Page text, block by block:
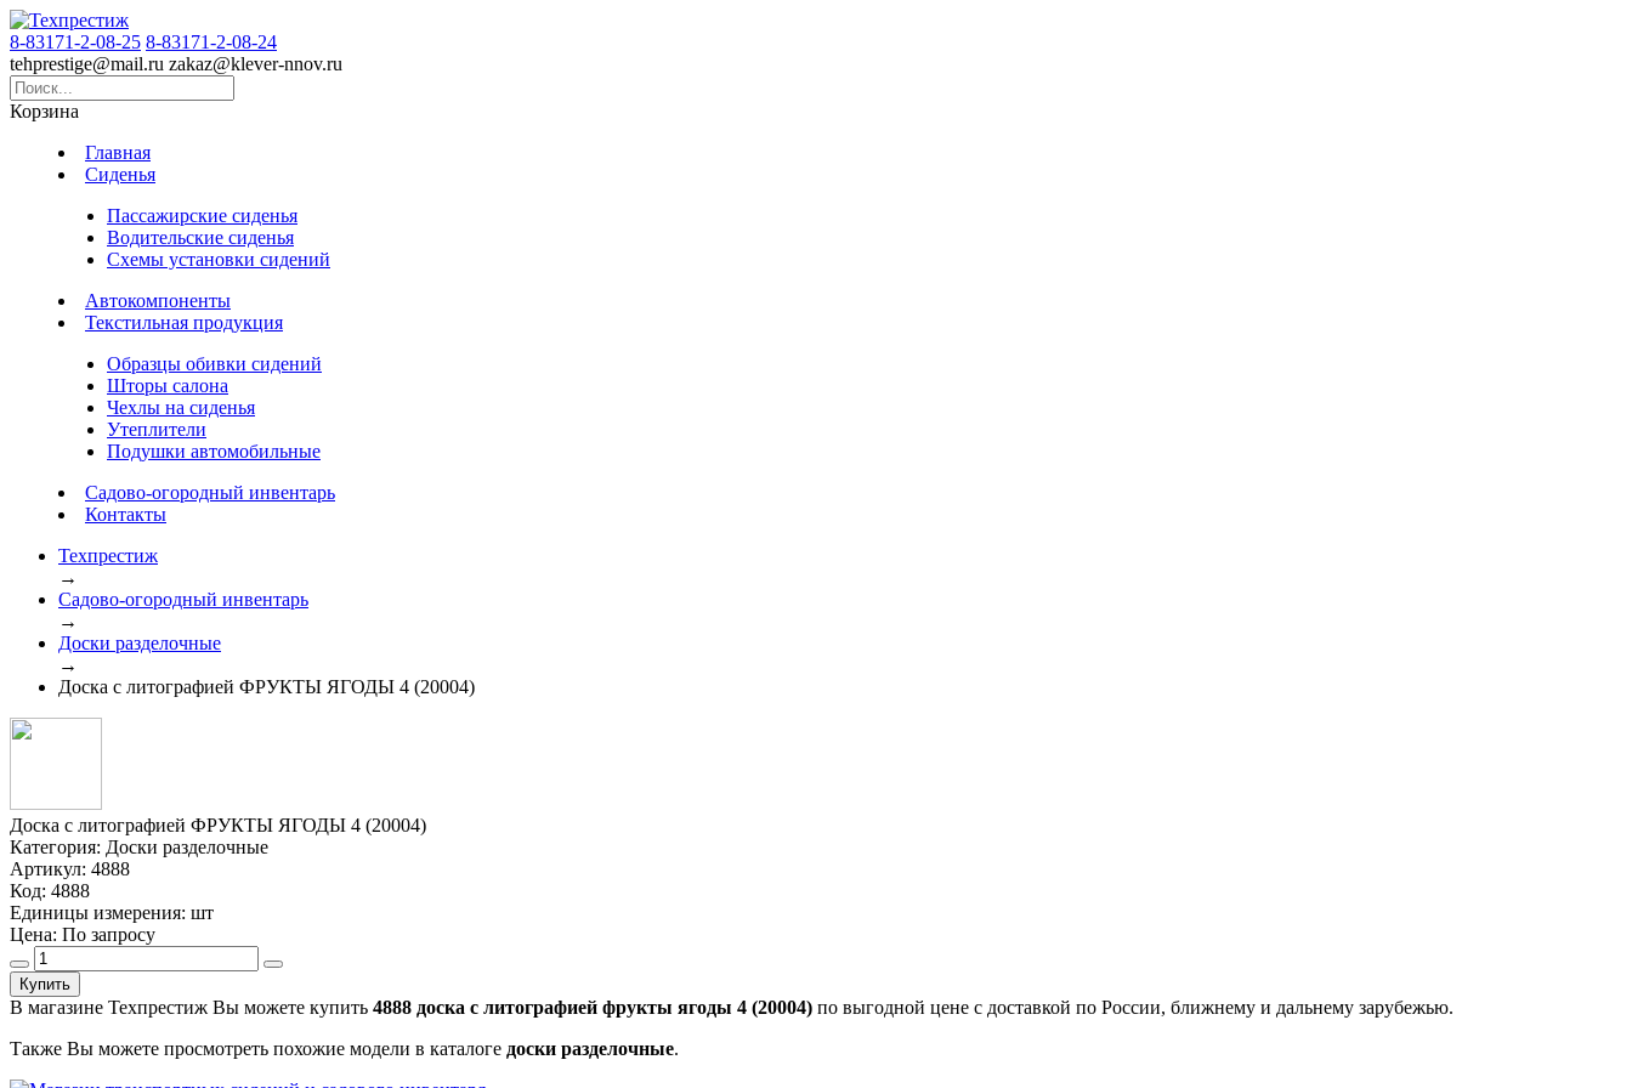
8-83171-2-08-25 8-83171-2-08-24
tehprestige@mail.ru zakaz@klever-nnov.ru
Корзина
Главная
Сиденья
Пассажирские сиденья
Водительские сиденья
Схемы установки сидений
Автокомпоненты
Текстильная продукция
Образцы обивки сидений
Шторы салона
Чехлы на сиденья
Утеплители
Подушки автомобильные
Садово-огородный инвентарь
Контакты
Техпрестиж
→
Садово-огородный инвентарь
→
Доски разделочные
→
Доска с литографией ФРУКТЫ ЯГОДЫ 4 (20004)
Доска с литографией ФРУКТЫ ЯГОДЫ 4 (20004)
Категория: Доски разделочные
Артикул: 4888
Код: 4888
Единицы измерения: шт
Цена: По запросу
Купить
В магазине Техпрестиж Вы можете купить 4888 доска с литографией фрукты ягоды 4 (20004) по выгодной цене с доставкой по России, ближнему и дальнему зарубежью.
Также Вы можете просмотреть похожие модели в каталоге доски разделочные.